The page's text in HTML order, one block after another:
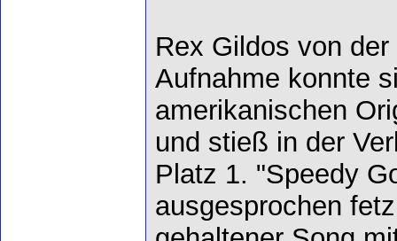
Rex Gildos von
Aufnahme konnte
amerikanischen
und stieß in der
Platz 1. "Speedy
ausgesprochen